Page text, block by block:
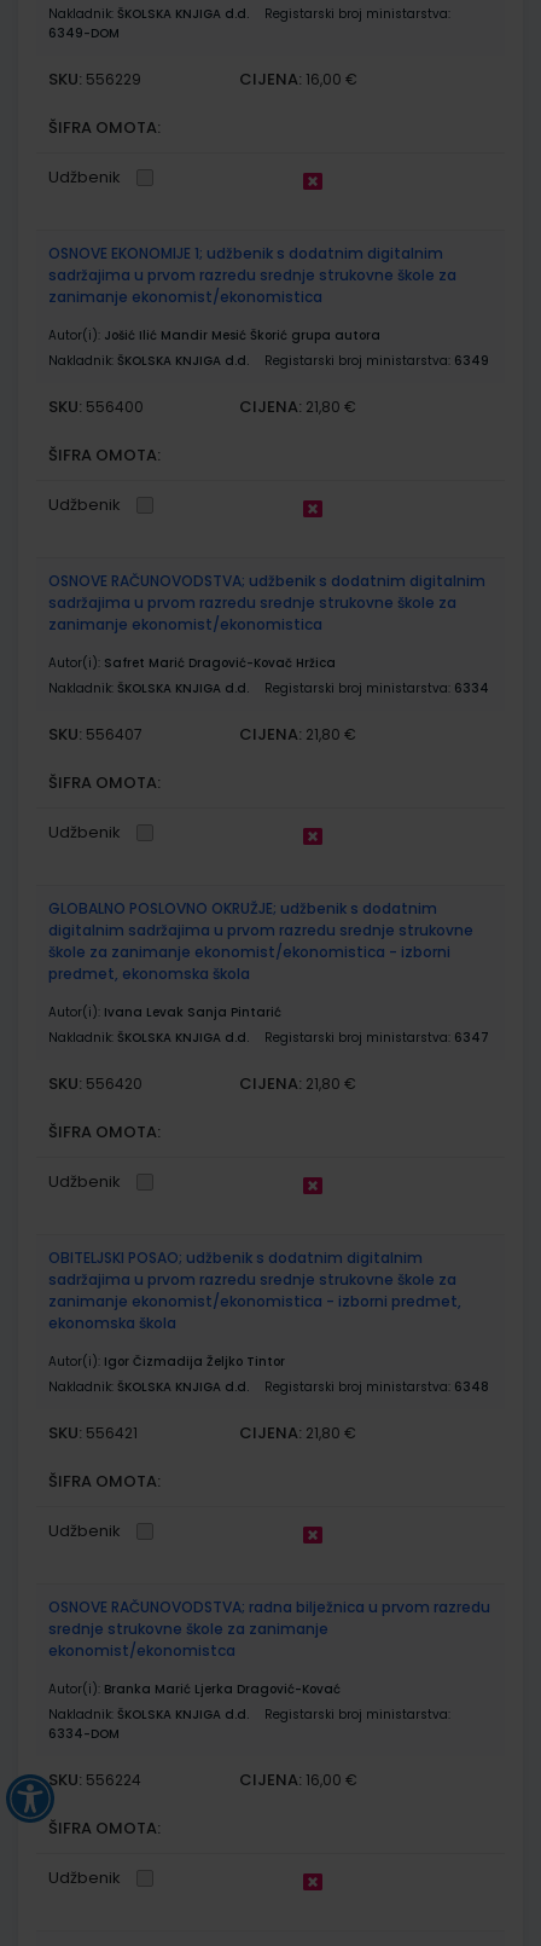
Nakladnik: ŠKOLSKA KNJIGA d.d.
Registarski broj ministarstva:
6349-DOM
SKU: 556229 CIJENA: 16,00 €
ŠIFRA OMOTA:
Udžbenik
OSNOVE EKONOMIJE 1; udžbenik s dodatnim digitalnim
sadržajima u prvom razredu srednje strukovne škole za
zanimanje ekonomist/ekonomistica
Autor(i): Jošić Ilić Mandir Mesić Škorić grupa autora
Nakladnik: ŠKOLSKA KNJIGA d.d. Registarski broj ministarstva: 6349
SKU: 556400 CIJENA: 21,80 €
ŠIFRA OMOTA:
Udžbenik
OSNOVE RAČUNOVODSTVA; udžbenik s dodatnim digitalnim
sadržajima u prvom razredu srednje strukovne škole za
zanimanje ekonomist/ekonomistica
Autor(i): Safret Marić Dragović-Kovač Hržica
Nakladnik: ŠKOLSKA KNJIGA d.d. Registarski broj ministarstva: 6334
SKU: 556407 CIJENA: 21,80 €
ŠIFRA OMOTA:
Udžbenik
GLOBALNO POSLOVNO OKRUŽJE; udžbenik s dodatnim
digitalnim sadržajima u prvom razredu srednje strukovne
škole za zanimanje ekonomist/ekonomistica - izborni
predmet, ekonomska škola
Autor(i): Ivana Levak Sanja Pintarić
Nakladnik: ŠKOLSKA KNJIGA d.d. Registarski broj ministarstva: 6347
SKU: 556420 CIJENA: 21,80 €
ŠIFRA OMOTA:
Udžbenik
OBITELJSKI POSAO; udžbenik s dodatnim digitalnim
sadržajima u prvom razredu srednje strukovne škole za
zanimanje ekonomist/ekonomistica - izborni predmet,
ekonomska škola
Autor(i): Igor Čizmadija Željko Tintor
Nakladnik: ŠKOLSKA KNJIGA d.d. Registarski broj ministarstva: 6348
SKU: 556421 CIJENA: 21,80 €
ŠIFRA OMOTA:
Udžbenik
OSNOVE RAČUNOVODSTVA; radna bilježnica u prvom razredu
srednje strukovne škole za zanimanje
ekonomist/ekonomistca
Autor(i): Branka Marić Ljerka Dragović-Kovać
Nakladnik: ŠKOLSKA KNJIGA d.d.
Registarski broj ministarstva:
6334-DOM
SKU: 556224 CIJENA: 16,00 €
ŠIFRA OMOTA:
Udžbenik